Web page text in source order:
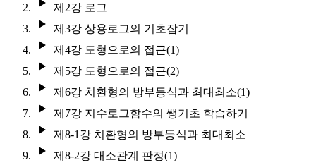
제2강 로그
제3강 상용로그의 기초잡기
제4강 도형으로의 접근(1)
제5강 도형으로의 접근(2)
제6강 치환형의 방부등식과 최대최소(1)
제7강 지수로그함수의 쌩기초 학습하기
제8-1강 치환형의 방부등식과 최대최소
제8-2강 대소관계 판정(1)